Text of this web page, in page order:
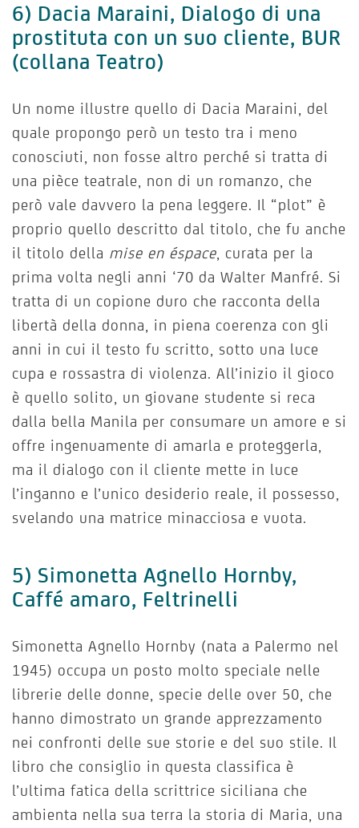
6) Dacia Maraini, Dialogo di una
prostituta con un suo cliente, BUR
(collana Teatro)
Un nome illustre quello di Dacia Maraini, del
quale propongo però un testo tra i meno
conosciuti, non fosse altro perché si tratta di
una pièce teatrale, non di un romanzo, che
però vale davvero la pena leggere. Il “plot” è
proprio quello descritto dal titolo, che fu anche
il titolo della mise en éspace, curata per la
prima volta negli anni ‘70 da Walter Manfré. Si
tratta di un copione duro che racconta della
libertà della donna, in piena coerenza con gli
anni in cui il testo fu scritto, sotto una luce
cupa e rossastra di violenza. All’inizio il gioco
è quello solito, un giovane studente si reca
dalla bella Manila per consumare un amore e si
offre ingenuamente di amarla e proteggerla,
ma il dialogo con il cliente mette in luce
l’inganno e l’unico desiderio reale, il possesso,
svelando una matrice minacciosa e vuota.
5) Simonetta Agnello Hornby,
Caffé amaro, Feltrinelli
Simonetta Agnello Hornby (nata a Palermo nel
1945) occupa un posto molto speciale nelle
librerie delle donne, specie delle over 50, che
hanno dimostrato un grande apprezzamento
nei confronti delle sue storie e del suo stile. Il
libro che consiglio in questa classifica è
l’ultima fatica della scrittrice siciliana che
ambienta nella sua terra la storia di Maria, una